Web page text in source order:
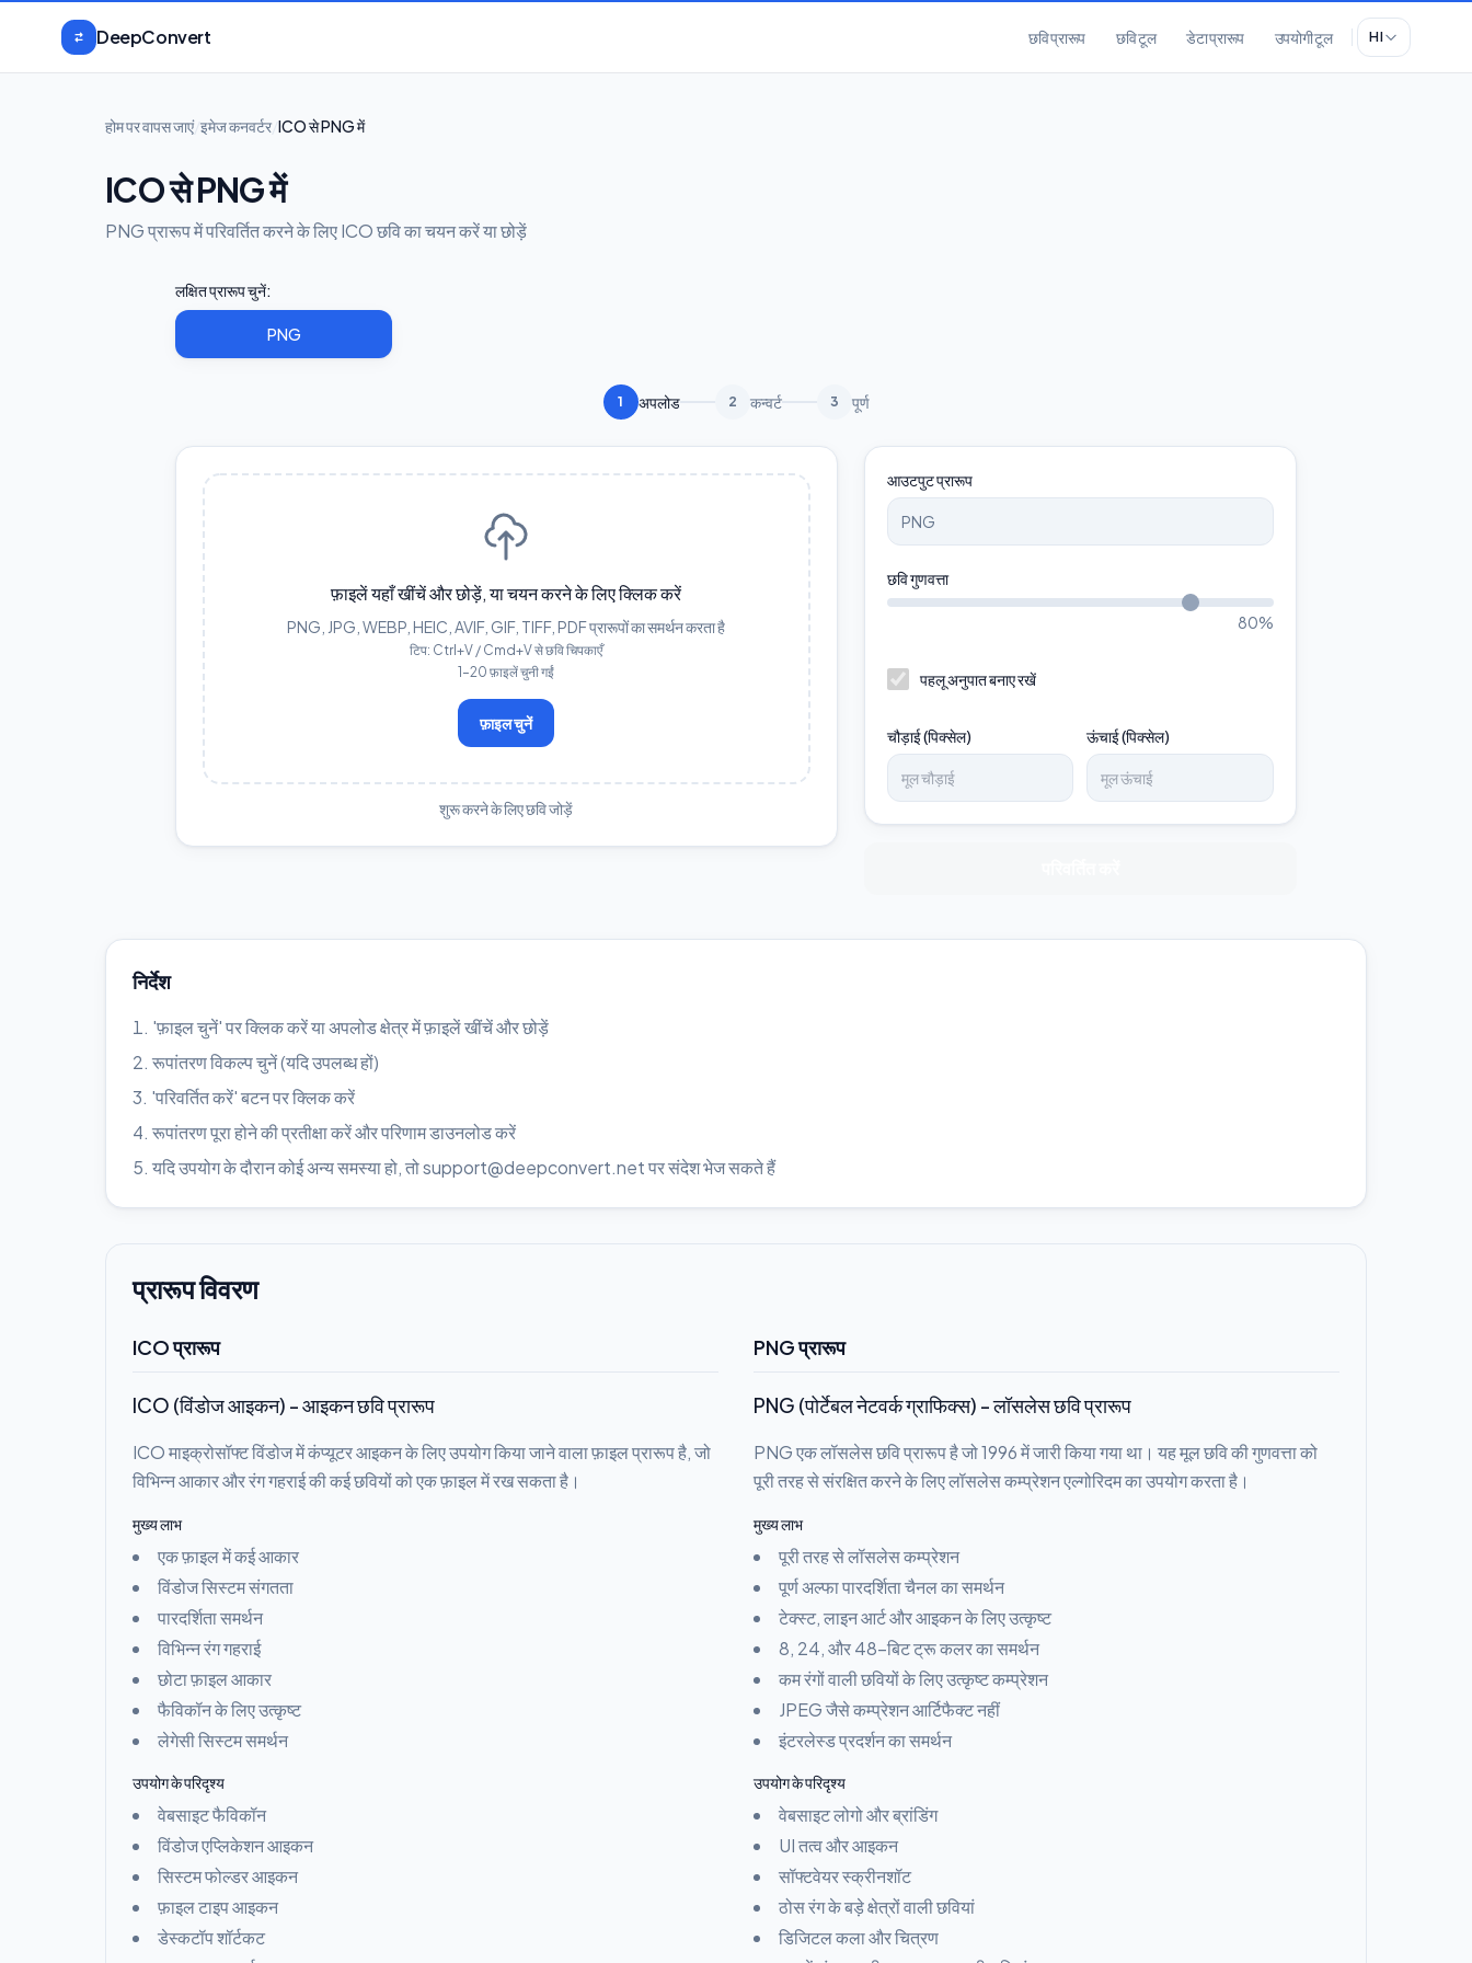
DeepConvert
छवि प्रारूप छवि टूल डेटा प्रारूप उपयोगी टूल HI
होम पर वापस जाएं/ इमेज कनवर्टर ICO से PNG में
ICO से PNG में
PNG प्रारूप में परिवर्तित करने के लिए ICO छवि का चयन करें या छोड़ें
लक्षित प्रारूप चुनें:
PNG
1 अपलोड 2 कन्वर्ट 3 पूर्ण
फ़ाइलें यहाँ खींचें और छोड़ें, या चयन करने के लिए क्लिक करें
PNG, JPG, WEBP, HEIC, AVIF, GIF, TIFF, PDF प्रारूपों का समर्थन करता है
टिप: Ctrl+V / Cmd+V से छवि चिपकाएँ
1–20 फ़ाइलें चुनी गईं
फ़ाइल चुनें
शुरू करने के लिए छवि जोड़ें
आउटपुट प्रारूप
छवि गुणवत्ता
80%
पहलू अनुपात बनाए रखें
चौड़ाई (पिक्सेल) ऊंचाई (पिक्सेल)
निर्देश
'फ़ाइल चुनें' पर क्लिक करें या अपलोड क्षेत्र में फ़ाइलें खींचें और छोड़ें
रूपांतरण विकल्प चुनें (यदि उपलब्ध हों)
'परिवर्तित करें' बटन पर क्लिक करें
रूपांतरण पूरा होने की प्रतीक्षा करें और परिणाम डाउनलोड करें
यदि उपयोग के दौरान कोई अन्य समस्या हो, तो support@deepconvert.net पर संदेश भेज सकते हैं
प्रारूप विवरण
ICO प्रारूप
ICO (विंडोज आइकन) - आइकन छवि प्रारूप
ICO माइक्रोसॉफ्ट विंडोज में कंप्यूटर आइकन के लिए उपयोग किया जाने वाला फ़ाइल प्रारूप है, जो
विभिन्न आकार और रंग गहराई की कई छवियों को एक फ़ाइल में रख सकता है।
मुख्य लाभ
एक फ़ाइल में कई आकार
विंडोज सिस्टम संगतता
पारदर्शिता समर्थन
विभिन्न रंग गहराई
छोटा फ़ाइल आकार
फैविकॉन के लिए उत्कृष्ट
लेगेसी सिस्टम समर्थन
उपयोग के परिदृश्य
वेबसाइट फैविकॉन
विंडोज एप्लिकेशन आइकन
सिस्टम फोल्डर आइकन
फ़ाइल टाइप आइकन
डेस्कटॉप शॉर्टकट
PNG प्रारूप
PNG (पोर्टेबल नेटवर्क ग्राफिक्स) - लॉसलेस छवि प्रारूप
PNG एक लॉसलेस छवि प्रारूप है जो 1996 में जारी किया गया था। यह मूल छवि की गुणवत्ता को
पूरी तरह से संरक्षित करने के लिए लॉसलेस कम्प्रेशन एल्गोरिदम का उपयोग करता है।
मुख्य लाभ
पूरी तरह से लॉसलेस कम्प्रेशन
पूर्ण अल्फा पारदर्शिता चैनल का समर्थन
टेक्स्ट, लाइन आर्ट और आइकन के लिए उत्कृष्ट
8, 24, और 48-बिट ट्रू कलर का समर्थन
कम रंगों वाली छवियों के लिए उत्कृष्ट कम्प्रेशन
JPEG जैसे कम्प्रेशन आर्टिफैक्ट नहीं
इंटरलेस्ड प्रदर्शन का समर्थन
उपयोग के परिदृश्य
वेबसाइट लोगो और ब्रांडिंग
UI तत्व और आइकन
सॉफ्टवेयर स्क्रीनशॉट
ठोस रंग के बड़े क्षेत्रों वाली छवियां
डिजिटल कला और चित्रण